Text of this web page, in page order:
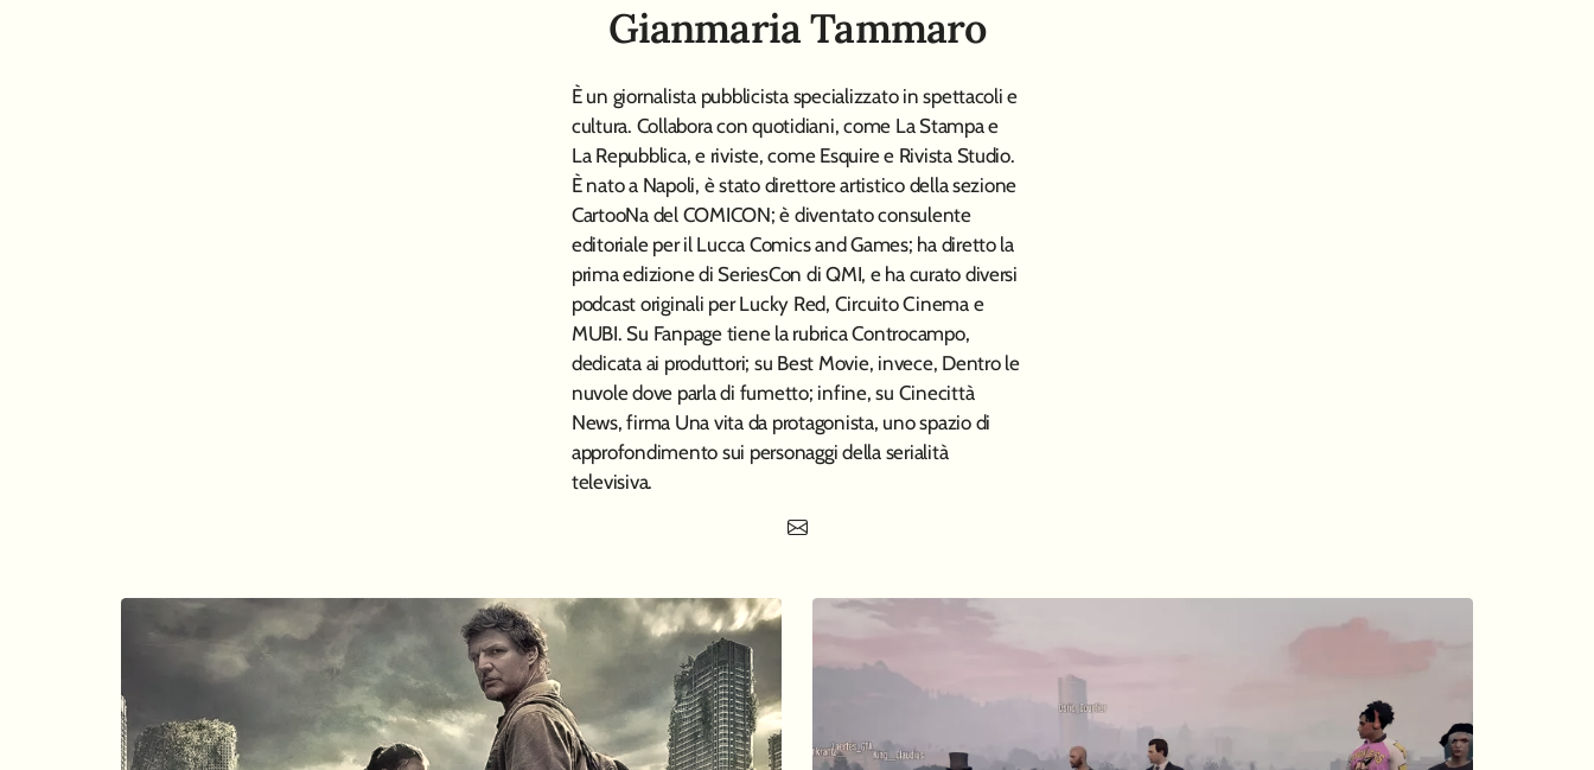
Gianmaria Tammaro
È un giornalista pubblicista specializzato in spettacoli e
cultura. Collabora con quotidiani, come La Stampa e
La Repubblica, e riviste, come Esquire e Rivista Studio.
È nato a Napoli, è stato direttore artistico della sezione
CartooNa del COMICON; è diventato consulente
editoriale per il Lucca Comics and Games; ha diretto la
prima edizione di SeriesCon di QMI, e ha curato diversi
podcast originali per Lucky Red, Circuito Cinema e
MUBI. Su Fanpage tiene la rubrica Controcampo,
dedicata ai produttori; su Best Movie, invece, Dentro le
nuvole dove parla di fumetto; infine, su Cinecittà
News, firma Una vita da protagonista, uno spazio di
approfondimento sui personaggi della serialità
televisiva.